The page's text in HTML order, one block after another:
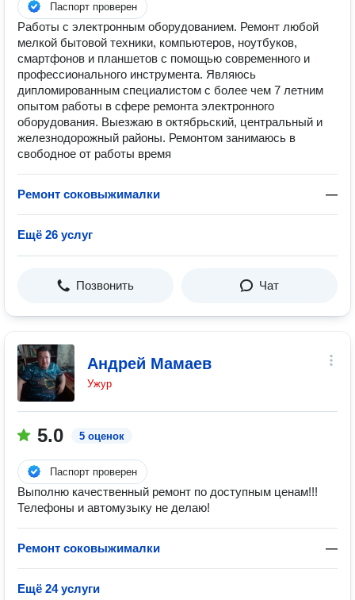
Паспорт проверен
Работы с электронным оборудованием. Ремонт любой
мелкой бытовой техники, компьютеров, ноутбуков,
смартфонов и планшетов с помощью современного и
профессионального инструмента. Являюсь
дипломированным специалистом с более чем 7 летним
опытом работы в сфере ремонта электронного
оборудования. Выезжаю в октябрьский, центральный и
железнодорожный районы. Ремонтом занимаюсь в
свободное от работы время
Ремонт соковыжималки —
Ещё 26 услуг
Позвонить Чат
Андрей Мамаев
Ужур
5.0 5 оценок
Паспорт проверен
Выполню качественный ремонт по доступным ценам!!!
Телефоны и автомузыку не делаю!
Ремонт соковыжималки —
Ещё 24 услуги